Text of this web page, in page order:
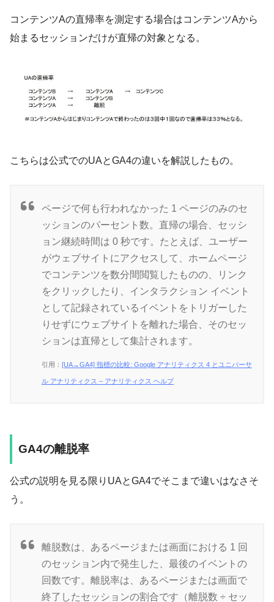
コンテンツAの直帰率を測定する場合はコンテンツAから
始まるセッションだけが直帰の対象となる。
こちらは公式でのUAとGA4の違いを解説したもの。
ページで何も行われなかった 1 ページのみのセ
ッションのパーセント数。直帰の場合、セッシ
ョン継続時間は 0 秒です。たとえば、ユーザー
がウェブサイトにアクセスして、ホームページ
でコンテンツを数分間閲覧したものの、リンク
をクリックしたり、インタラクション イベント
として記録されているイベントをトリガーした
りせずにウェブサイトを離れた場合、そのセッ
ションは直帰として集計されます。
引用： [UA→GA4] 指標の比較: Google アナリティクス 4 とユニバーサ
ル アナリティクス – アナリティクス ヘルプ
GA4の離脱率
公式の説明を見る限りUAとGA4でそこまで違いはなさそ
う。
離脱数は、あるページまたは画面における 1 回
のセッション内で発生した、最後のイベントの
回数です。離脱率は、あるページまたは画面で
終了したセッションの割合です（離脱数 ÷ セッ